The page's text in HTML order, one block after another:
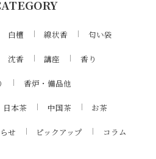
白檀 線状香 匂い袋
沈香 講座 香り
香炉・備品他
日本茶 中国茶 お茶
せ ピックアップ コラム